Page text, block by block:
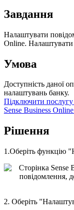
Завдання
Налаштувати повідо
Online. Налаштувати
Умова
Доступність даної оп
налаштувань банку.
Підключити послугу
Sense Business Online
Рішення
1 .Оберіть функцію "
2. Оберіть "Налашту